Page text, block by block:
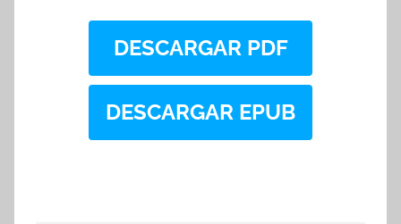
DESCARGAR PDF
DESCARGAR EPUB